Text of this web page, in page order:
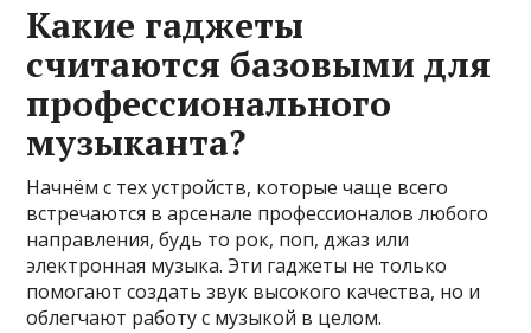
Какие гаджеты
считаются базовыми для
профессионального
музыканта?
Начнём с тех устройств, которые чаще всего
встречаются в арсенале профессионалов любого
направления, будь то рок, поп, джаз или
электронная музыка. Эти гаджеты не только
помогают создать звук высокого качества, но и
облегчают работу с музыкой в целом.